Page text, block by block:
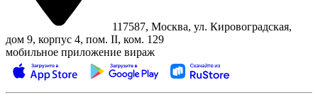
117587, Москва, ул. Кировоградская,
дом 9, корпус 4, пом. II, ком. 129
мобильное приложение вираж